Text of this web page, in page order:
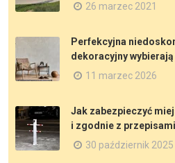
26 marzec 2021
Perfekcyjna
dekoracyjny
11 marzec 2026
Jak zabezpieczyć
i zgodnie z
30 październik 2025